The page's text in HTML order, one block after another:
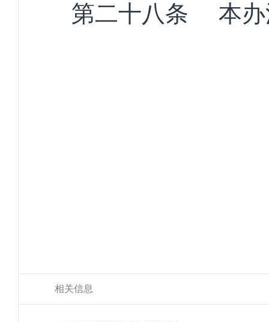
第二十八条
本
相关信息